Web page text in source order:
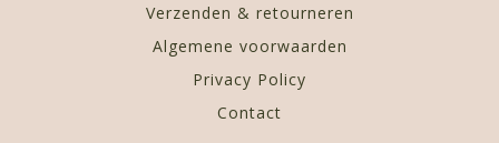
Verzenden & retourneren
Algemene voorwaarden
Privacy Policy
Contact